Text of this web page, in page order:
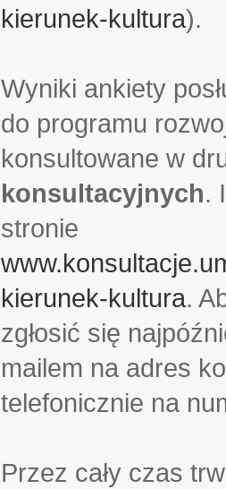
kierunek-kultura).
Wyniki ankiety
do programu
konsultowane w
konsultacyjnych.
stronie
kierunek-kultura.
zgłosić się
mailem na adres
telefonicznie na
Przez cały czas